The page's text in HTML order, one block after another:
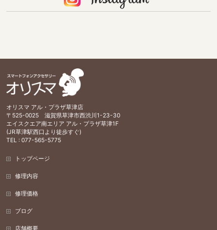
オリスマ アル・プラザ草津店
〒525-0025 滋賀県草津市西渋川1-23-30
エイスクエア南エリア アル・プラザ草津1F
(JR草津駅西口より徒歩すぐ)
TEL : 077-565-5775
トップページ
修理内容
修理価格
ブログ
店舗概要